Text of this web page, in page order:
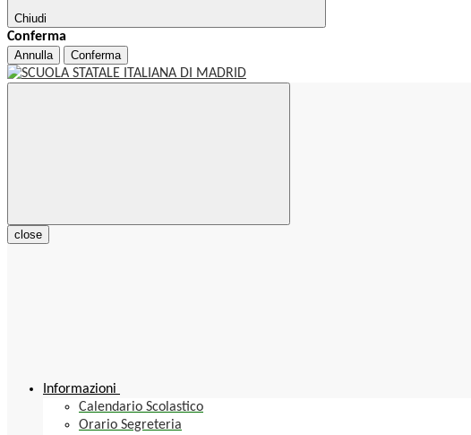
Chiudi
Conferma
Annulla Conferma
close
Informazioni
Calendario Scolastico
Orario Segreteria